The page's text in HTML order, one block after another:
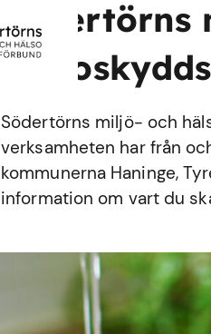
Södertörns
Södertörns miljö- och
verksamheten har från
kommunerna Haninge,
information om vart du